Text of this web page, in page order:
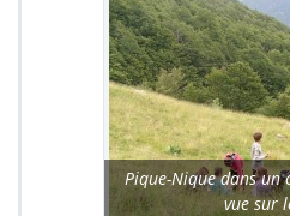
Pique-Nique dans un
vue sur